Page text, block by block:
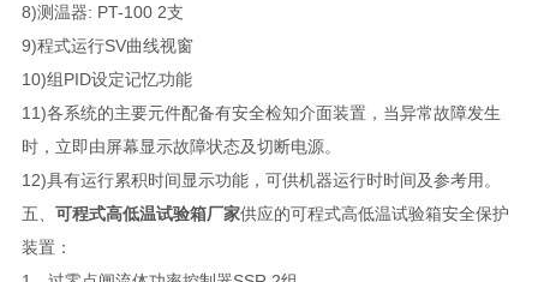
8)测温器: PT-100 2支
9)程式运行SV曲线视窗
10)组PID设定记忆功能
11)各系统的主要元件配备有安全检知介面装置，当异常故障发生
时，立即由屏幕显示故障状态及切断电源。
12)具有运行累积时间显示功能，可供机器运行时时间及参考用。
五、 可程式高低温试验箱厂家供应的可程式高低温试验箱安全保护
装置：